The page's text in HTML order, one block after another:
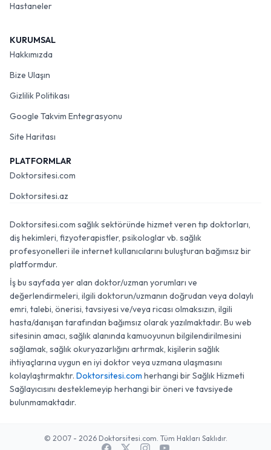
Hastaneler
KURUMSAL
Hakkımızda
Bize Ulaşın
Gizlilik Politikası
Google Takvim Entegrasyonu
Site Haritası
PLATFORMLAR
Doktorsitesi.com
Doktorsitesi.az
Doktorsitesi.com sağlık sektöründe hizmet veren tıp doktorları,
diş hekimleri, fizyoterapistler, psikologlar vb. sağlık
profesyonelleri ile internet kullanıcılarını buluşturan bağımsız bir
platformdur.
İş bu sayfada yer alan doktor/uzman yorumları ve
değerlendirmeleri, ilgili doktorun/uzmanın doğrudan veya dolaylı
emri, talebi, önerisi, tavsiyesi ve/veya ricası olmaksızın, ilgili
hasta/danışan tarafından bağımsız olarak yazılmaktadır. Bu web
sitesinin amacı, sağlık alanında kamuoyunun bilgilendirilmesini
sağlamak, sağlık okuryazarlığını artırmak, kişilerin sağlık
ihtiyaçlarına uygun en iyi doktor veya uzmana ulaşmasını
kolaylaştırmaktır. Doktorsitesi.com herhangi bir Sağlık Hizmeti
Sağlayıcısını desteklemeyip herhangi bir öneri ve tavsiyede
bulunmamaktadır.
© 2007 - 2026 Doktorsitesi.com. Tüm Hakları Saklıdır.